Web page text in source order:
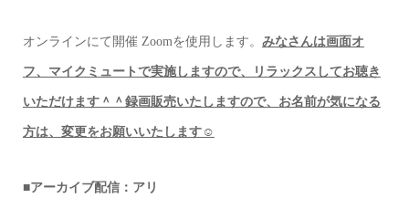
オンラインにて開催 Zoomを使用します。 みなさんは画面オ
フ、マイクミュートで実施しますので、リラックスしてお聴き
いただけます＾＾録画販売いたしますので、お名前が気になる
方は、変更をお願いいたします☺️
■アーカイブ配信：アリ